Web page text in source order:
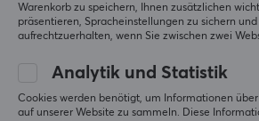
NRV Gaming Sleeve Dark Sakura - Purple - XL
Jami K
Verifizierter Käufer
Level 8
Nerdy Warrior
Warenkorb zu speichern, Ihnen zusätzlichen
präsentieren, Spracheinstellungen zu sichern
aufrechtzuerhalten, wenn Sie zwischen zwei
Analytik und Statistik
Cookies werden benötigt, um Informationen
auf unserer Website zu sammeln. Diese